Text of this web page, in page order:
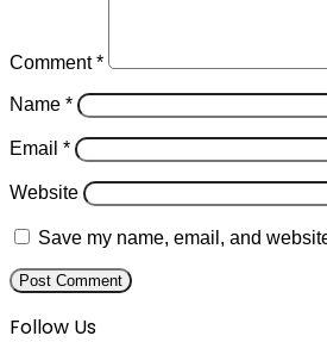
Comment*
Name *
Email *
Website
Save my name, email, and
Follow Us